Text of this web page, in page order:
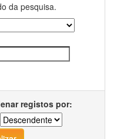
da pesquisa.
registos por: